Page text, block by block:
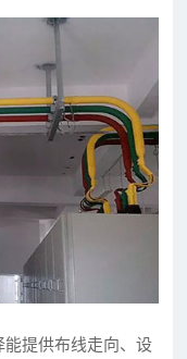
提供布线走向、设